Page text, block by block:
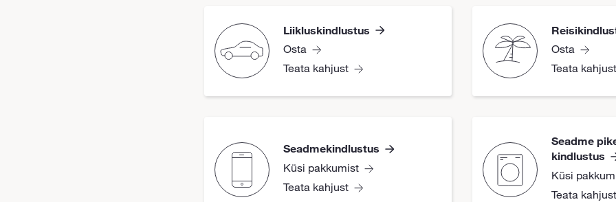
Liikluskindlustus
Osta
Teata kahjust
Osta
Teata kahjust
Seadmekindlustus
Küsi pakkumist
Teata kahjust
Seadme
kindlustus
Küsi
Teata kahjust